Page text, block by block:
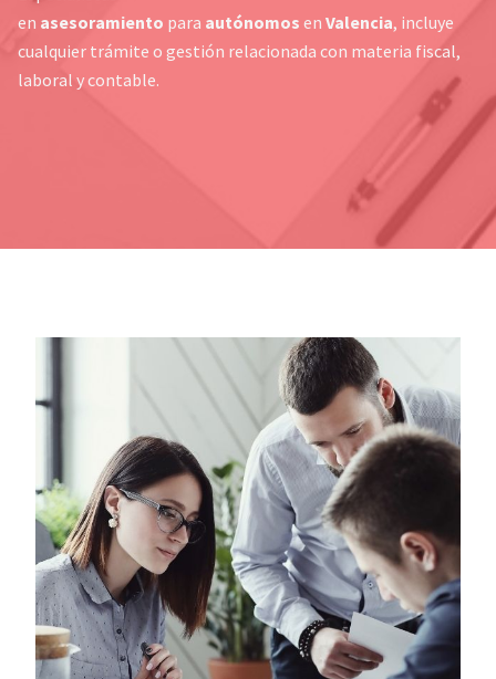
en asesoramiento para autónomos en Valencia, incluye
cualquier trámite o gestión relacionada con materia fiscal,
laboral y contable.